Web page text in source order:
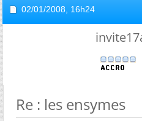
02/01/2008, 16h24
Re : les ensymes